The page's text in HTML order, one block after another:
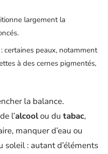
largement la
: certaines peaux, notamment
à des cernes pigmentés,
la balance.
l’alcoolou du tabac,
manquer d’eau ou
soleil : autant d’éléments